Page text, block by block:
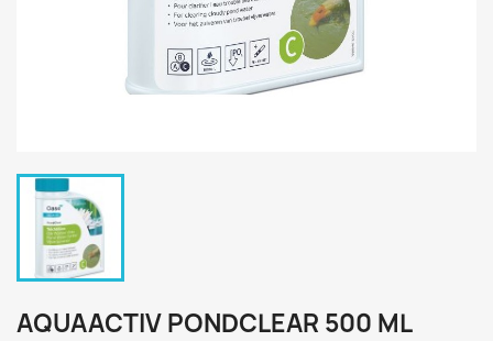
AQUAACTIV PONDCLEAR 500 ML